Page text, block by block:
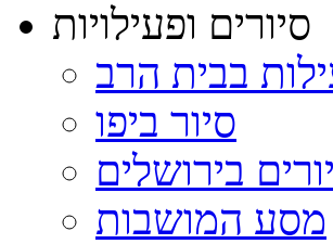
סיורים ופעילויות
בבית הרב
סיור ביפו
בירושלים
מסע המושבות